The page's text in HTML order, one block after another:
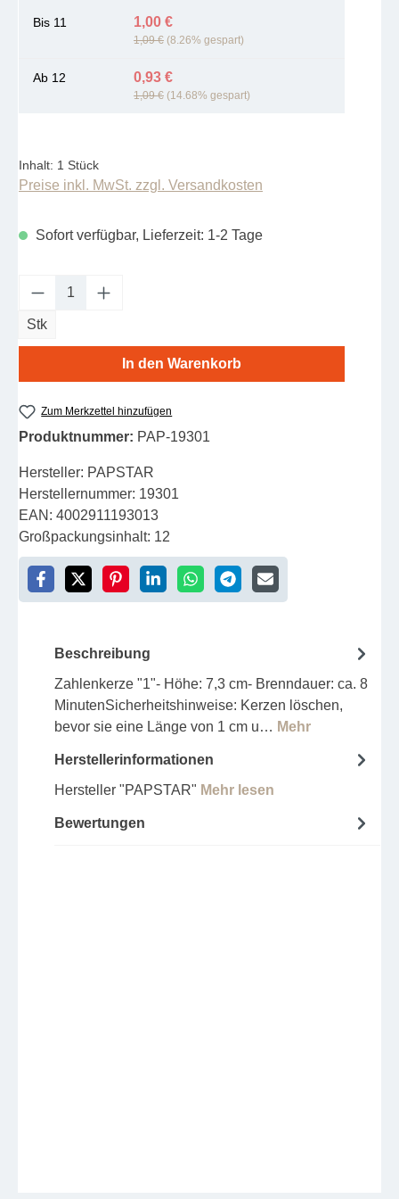
Bis 11 1,00 €
1,09 € (8.26% gespart)
Ab 12 0,93 €
1,09 € (14.68% gespart)
Inhalt: 1 Stück
Preise inkl. MwSt. zzgl. Versandkosten
Sofort verfügbar, Lieferzeit: 1-2 Tage
Produkt Anzahl: Gib den gewünschten
Stk
In den Warenkorb
Zum Merkzettel hinzufügen
Produktnummer: PAP-19301
Hersteller: PAPSTAR
Herstellernummer: 19301
EAN: 4002911193013
Großpackungsinhalt: 12
Beschreibung
Zahlenkerze "1"- Höhe: 7,3 cm- Brenndauer: ca. 8
MinutenSicherheitshinweise: Kerzen löschen,
bevor sie eine Länge von 1 cm u… Mehr
Herstellerinformationen
Hersteller "PAPSTAR" Mehr lesen
Bewertungen